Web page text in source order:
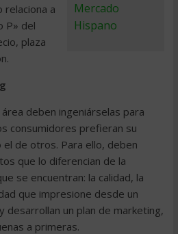
Mercado
Hispano
relaciona a
P» del
plaza
deben ingeniárselas para
consumidores prefieran su
de otros. Para ello, deben
que lo diferencian de la
se encuentran: la calidad, la
que impresione desde un
desarrollan un plan de marketing,
a primeras.